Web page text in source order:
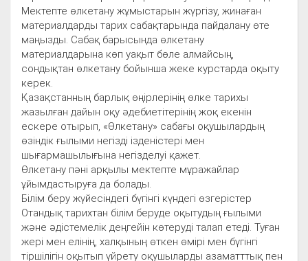
Мектепте өлкетану жұмыстарын жүргізу, жинаған
материалдарды тарих сабақтарында пайдалану өте
маңызды. Сабақ барысында өлкетану
материалдарына көп уақыт бөле алмайсың,
сондықтан өлкетану бойынша жеке курстарда оқыту
керек.
Қазақстанның барлық өңірлерінің өлке тарихы
жазылған дайын оқу әдебиетітерінің жоқ екенін
ескере отырып, «Өлкетану» сабағы оқушылардың
өзіндік ғылыми негізді ізденістері мен
шығармашылығына негізделуі қажет.
Өлкетану пәні арқылы мектепте мұражайлар
ұйымдастыруға да болады.
Білім беру жүйесіндегі бүгінгі күндегі өзгерістер
Отандық тарихтан білім беруде оқытудың ғылыми
және әдістемелік деңгейін көтеруді талап етеді. Туған
жері мен елінің, халқының өткен өмірі мен бүгінгі
тіршілігін оқытып үйрету оқушыларды азаматттық пен